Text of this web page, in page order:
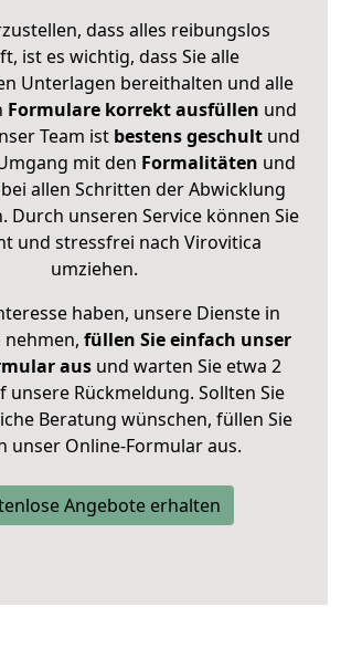
dass alles reibungslos
ist es wichtig, dass Sie alle
Unterlagen bereithalten und alle
Formulare korrekt ausfüllen und
Team ist bestens geschult und
mit den Formalitäten und
allen Schritten der Abwicklung
Durch unseren Service können Sie
und stressfrei nach Virovitica
umziehen.
haben, unsere Dienste in
füllen Sie einfach unser
ausund warten Sie etwa 2
unsere Rückmeldung. Sollten Sie
Beratung wünschen, füllen Sie
unser Online-Formular aus.
Angebote erhalten